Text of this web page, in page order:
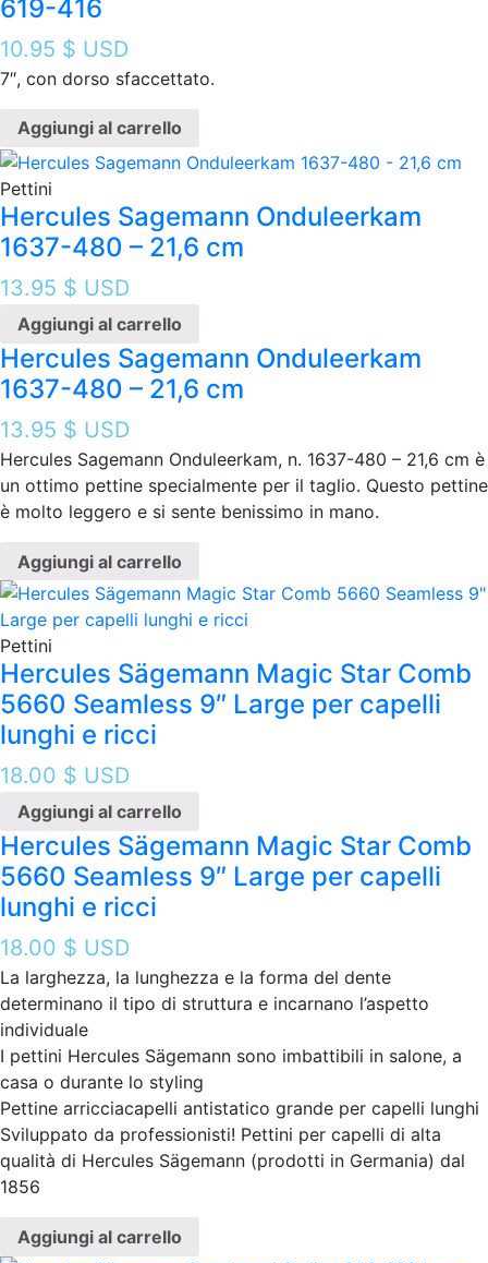
619-416
10.95 $ USD
7″, con dorso sfaccettato.
Aggiungi al carrello
Pettini
Hercules Sagemann Onduleerkam
1637-480 – 21,6 cm
13.95 $ USD
Aggiungi al carrello
Hercules Sagemann Onduleerkam
1637-480 – 21,6 cm
13.95 $ USD
Hercules Sagemann Onduleerkam, n. 1637-480 – 21,6 cm è
un ottimo pettine specialmente per il taglio. Questo pettine
è molto leggero e si sente benissimo in mano.
Aggiungi al carrello
Pettini
Hercules Sägemann Magic Star Comb
5660 Seamless 9″ Large per capelli
lunghi e ricci
18.00 $ USD
Aggiungi al carrello
Hercules Sägemann Magic Star Comb
5660 Seamless 9″ Large per capelli
lunghi e ricci
18.00 $ USD
La larghezza, la lunghezza e la forma del dente
determinano il tipo di struttura e incarnano l’aspetto
individuale
I pettini Hercules Sägemann sono imbattibili in salone, a
casa o durante lo styling
Pettine arricciacapelli antistatico grande per capelli lunghi
Sviluppato da professionisti! Pettini per capelli di alta
qualità di Hercules Sägemann (prodotti in Germania) dal
1856
Aggiungi al carrello